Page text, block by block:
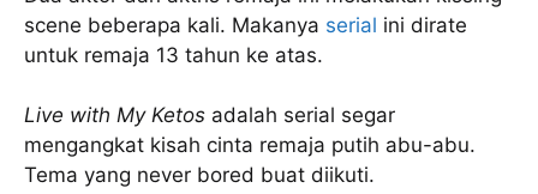
scene beberapa kali. Makanya serial ini dirate
untuk remaja 13 tahun ke atas.
Live with My Ketos adalah serial segar
mengangkat kisah cinta remaja putih abu-abu.
Tema yang never bored buat diikuti.